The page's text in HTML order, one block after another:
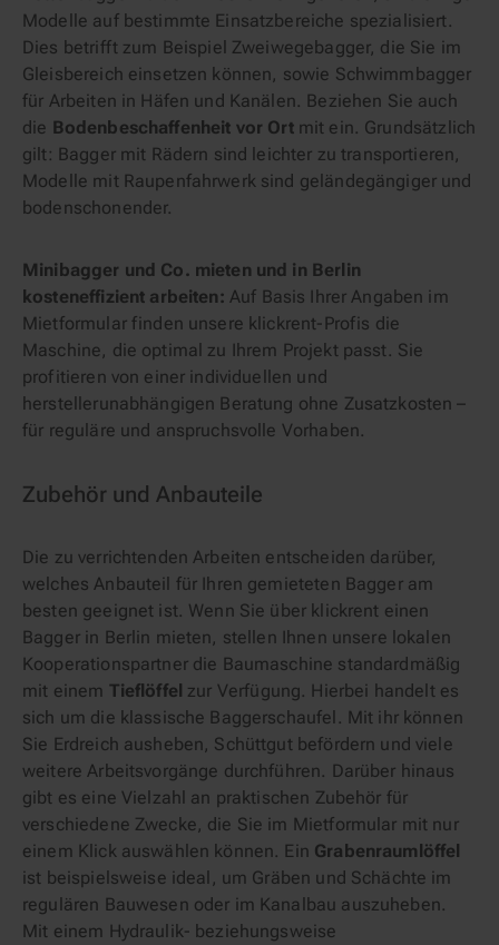
Modelle auf bestimmte Einsatzbereiche spezialisiert.
Dies betrifft zum Beispiel Zweiwegebagger, die Sie im
Gleisbereich einsetzen können, sowie Schwimmbagger
für Arbeiten in Häfen und Kanälen. Beziehen Sie auch
die Bodenbeschaffenheit vor Ortmit ein. Grundsätzlich
gilt: Bagger mit Rädern sind leichter zu transportieren,
Modelle mit Raupenfahrwerk sind geländegängiger und
bodenschonender.
Minibagger und Co. mieten und in Berlin
kosteneffizient arbeiten: Auf Basis Ihrer Angaben im
Mietformular finden unsere klickrent-Profis die
Maschine, die optimal zu Ihrem Projekt passt. Sie
profitieren von einer individuellen und
herstellerunabhängigen Beratung ohne Zusatzkosten –
für reguläre und anspruchsvolle Vorhaben.
Zubehör und Anbauteile
Die zu verrichtenden Arbeiten entscheiden darüber,
welches Anbauteil für Ihren gemieteten Bagger am
besten geeignet ist. Wenn Sie über klickrent einen
Bagger in Berlin mieten, stellen Ihnen unsere lokalen
Kooperationspartner die Baumaschine standardmäßig
mit einem Tieflöffel zur Verfügung. Hierbei handelt es
sich um die klassische Baggerschaufel. Mit ihr können
Sie Erdreich ausheben, Schüttgut befördern und viele
weitere Arbeitsvorgänge durchführen. Darüber hinaus
gibt es eine Vielzahl an praktischen Zubehör für
verschiedene Zwecke, die Sie im Mietformular mit nur
einem Klick auswählen können. Ein Grabenraumlöffel
ist beispielsweise ideal, um Gräben und Schächte im
regulären Bauwesen oder im Kanalbau auszuheben.
Mit einem Hydraulik- beziehungsweise